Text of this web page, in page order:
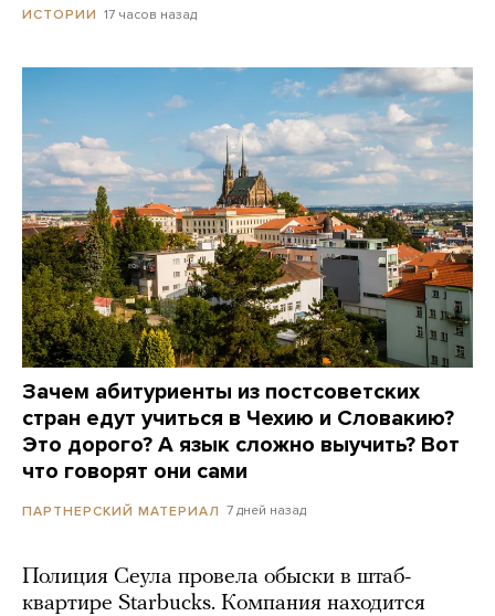
ИСТОРИИ 17 часов назад
Зачем абитуриенты из постсоветских
стран едут учиться в Чехию и Словакию?
Это дорого? А язык сложно выучить? Вот
что говорят они сами
ПАРТНЕРСКИЙ МАТЕРИАЛ 7 дней назад
Полиция Сеула провела обыски в штаб-
квартире Starbucks. Компания находится